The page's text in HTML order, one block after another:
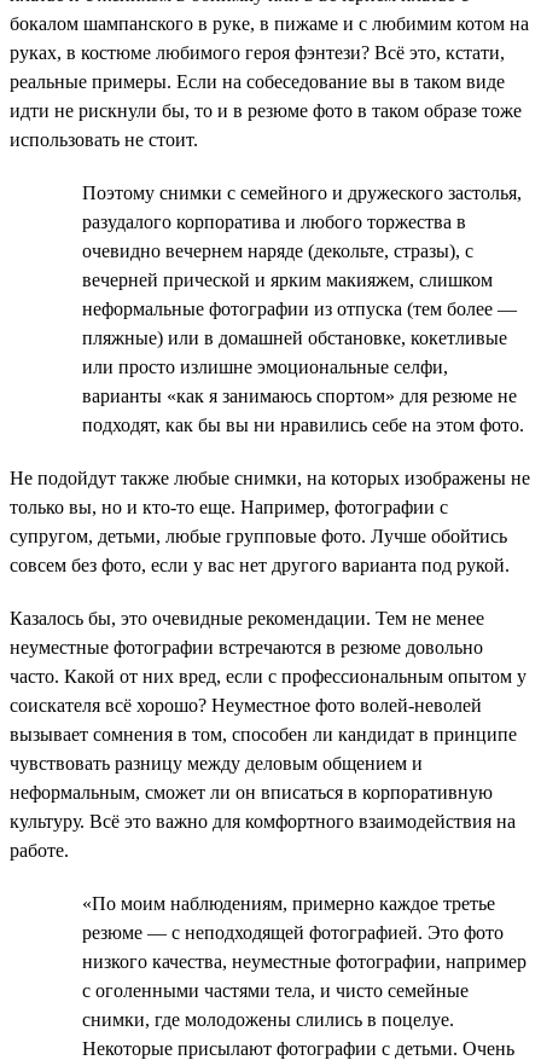
бокалом шампанского в руке, в пижаме и с любимим котом на
руках, в костюме любимого героя фэнтези? Всё это, кстати,
реальные примеры. Если на собеседование вы в таком виде
идти не рискнули бы, то и в резюме фото в таком образе тоже
использовать не стоит.
Поэтому снимки с семейного и дружеского застолья,
разудалого корпоратива и любого торжества в
очевидно вечернем наряде (декольте, стразы), с
вечерней прической и ярким макияжем, слишком
неформальные фотографии из отпуска (тем более —
пляжные) или в домашней обстановке, кокетливые
или просто излишне эмоциональные селфи,
варианты «как я занимаюсь спортом» для резюме не
подходят, как бы вы ни нравились себе на этом фото.
Не подойдут также любые снимки, на которых изображены не
только вы, но и кто-то еще. Например, фотографии с
супругом, детьми, любые групповые фото. Лучше обойтись
совсем без фото, если у вас нет другого варианта под рукой.
Казалось бы, это очевидные рекомендации. Тем не менее
неуместные фотографии встречаются в резюме довольно
часто. Какой от них вред, если с профессиональным опытом у
соискателя всё хорошо? Неуместное фото волей-неволей
вызывает сомнения в том, способен ли кандидат в принципе
чувствовать разницу между деловым общением и
неформальным, сможет ли он вписаться в корпоративную
культуру. Всё это важно для комфортного взаимодействия на
работе.
«По моим наблюдениям, примерно каждое третье
резюме — с неподходящей фотографией. Это фото
низкого качества, неуместные фотографии, например
с оголенными частями тела, и чисто семейные
снимки, где молодожены слились в поцелуе.
Некоторые присылают фотографии с детьми. Очень